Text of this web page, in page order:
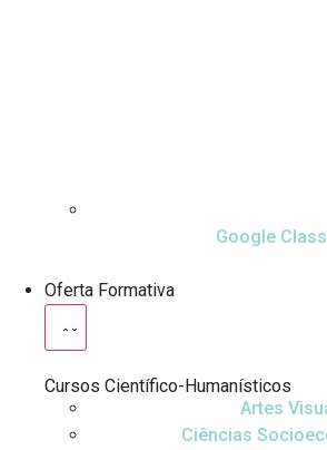
Google
Oferta Formativa
Cursos Científico-Humanísticos
Artes
Ciências